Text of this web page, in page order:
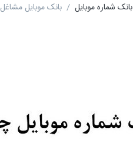
بانک شماره موبایل بانک موبایل